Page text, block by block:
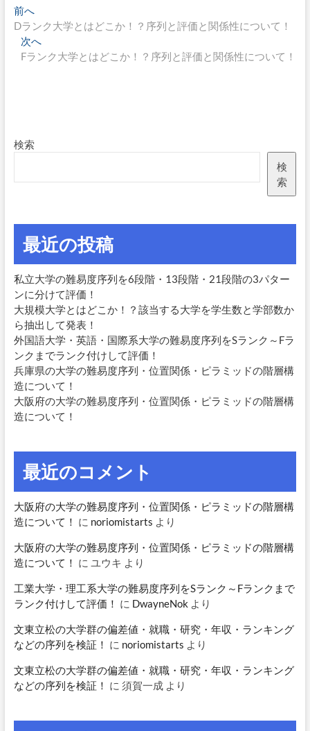
投
稿
ナ
シ
ン
前へ過
去
の
投
Dランク大学とはどこか！？序列と評価と関係性について！
次へ
の
Fランク大学とはどこか！？序列と評価と関係性について！
検索
検
索
最近の投稿
私立大学の難易度序列を6段階・13段階・21段階の3パター
ンに分けて評価！
大規模大学とはどこか！？該当する大学を学生数と学部数か
ら抽出して発表！
外国語大学・英語・国際系大学の難易度序列をSランク～Fラ
ンクまでランク付けして評価！
兵庫県の大学の難易度序列・位置関係・ピラミッドの階層構
造について！
大阪府の大学の難易度序列・位置関係・ピラミッドの階層構
造について！
最近のコメント
大阪府の大学の難易度序列・位置関係・ピラミッドの階層構
造について！ に noriomistarts より
大阪府の大学の難易度序列・位置関係・ピラミッドの階層構
造について！ に ユウキ より
工業大学・理工系大学の難易度序列をSランク～Fランクまで
ランク付けして評価！ に DwayneNok より
文東立松の大学群の偏差値・就職・研究・年収・ランキング
などの序列を検証！ に noriomistarts より
文東立松の大学群の偏差値・就職・研究・年収・ランキング
などの序列を検証！ に 須賀一成より